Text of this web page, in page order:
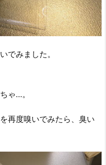
でみました。
ゃ…。
再度嗅いでみたら、臭い